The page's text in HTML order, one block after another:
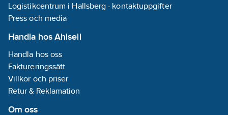
Logistikcentrum i Hallsberg - kontaktuppgifter
Press och media
Handla hos Ahlsell
Handla hos oss
Faktureringssätt
Villkor och priser
Retur & Reklamation
Om oss